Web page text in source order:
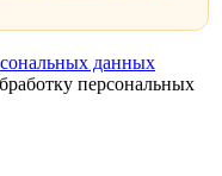
данных
персональных